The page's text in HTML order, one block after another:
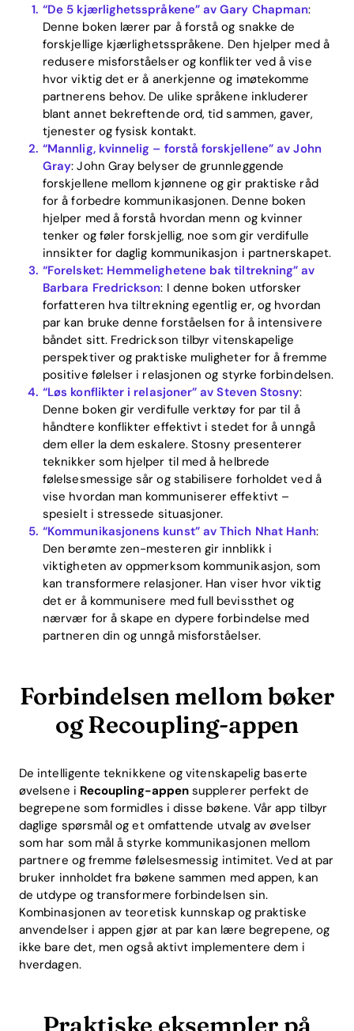
Home
“De 5 kjærlighetsspråkene” av Gary Chapman:
Denne boken lærer par å forstå og snakke de
forskjellige kjærlighetsspråkene. Den hjelper med å
redusere misforståelser og konflikter ved å vise
hvor viktig det er å anerkjenne og imøtekomme
partnerens behov. De ulike språkene inkluderer
blant annet bekreftende ord, tid sammen, gaver,
tjenester og fysisk kontakt.
“Mannlig, kvinnelig – forstå forskjellene” av John
Gray: John Gray belyser de grunnleggende
forskjellene mellom kjønnene og gir praktiske råd
for å forbedre kommunikasjonen. Denne boken
hjelper med å forstå hvordan menn og kvinner
tenker og føler forskjellig, noe som gir verdifulle
innsikter for daglig kommunikasjon i partnerskapet.
“Forelsket: Hemmelighetene bak tiltrekning” av
Barbara Fredrickson: I denne boken utforsker
forfatteren hva tiltrekning egentlig er, og hvordan
par kan bruke denne forståelsen for å intensivere
båndet sitt. Fredrickson tilbyr vitenskapelige
perspektiver og praktiske muligheter for å fremme
positive følelser i relasjonen og styrke forbindelsen.
“Løs konflikter i relasjoner” av Steven Stosny:
Denne boken gir verdifulle verktøy for par til å
håndtere konflikter effektivt i stedet for å unngå
dem eller la dem eskalere. Stosny presenterer
teknikker som hjelper til med å helbrede
følelsesmessige sår og stabilisere forholdet ved å
vise hvordan man kommuniserer effektivt –
spesielt i stressede situasjoner.
“Kommunikasjonens kunst” av Thich Nhat Hanh:
Den berømte zen-mesteren gir innblikk i
viktigheten av oppmerksom kommunikasjon, som
kan transformere relasjoner. Han viser hvor viktig
det er å kommunisere med full bevissthet og
nærvær for å skape en dypere forbindelse med
partneren din og unngå misforståelser.
Forbindelsen mellom bøker
og Recoupling-appen
De intelligente teknikkene og vitenskapelig baserte
øvelsene i Recoupling-appen supplerer perfekt de
begrepene som formidles i disse bøkene. Vår app tilbyr
daglige spørsmål og et omfattende utvalg av øvelser
som har som mål å styrke kommunikasjonen mellom
partnere og fremme følelsesmessig intimitet. Ved at par
bruker innholdet fra bøkene sammen med appen, kan
de utdype og transformere forbindelsen sin.
Kombinasjonen av teoretisk kunnskap og praktiske
anvendelser i appen gjør at par kan lære begrepene, og
ikke bare det, men også aktivt implementere dem i
hverdagen.
Praktiske eksempler på